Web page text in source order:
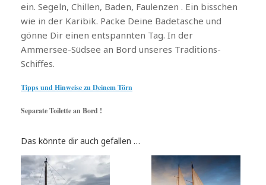
ein. Segeln, Chillen, Baden, Faulenzen . Ein bisschen
wie in der Karibik. Packe Deine Badetasche und
gönne Dir einen entspannten Tag. In der
Ammersee-Südsee an Bord unseres Traditions-
Schiffes.
Tipps und Hinweise zu Deinem Törn
Separate Toilette an Bord !
Das könnte dir auch gefallen …